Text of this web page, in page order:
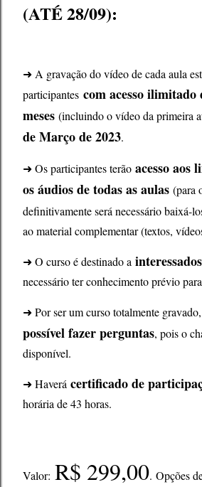
(ATÉ 28/09):
➜ A gravação do vídeo de cada aula
participantes com acesso
meses (incluindo o vídeo da primeira
de Março de 2023.
➜ Os participantes terão acesso aos
os áudios de todas as aulas (para
definitivamenteserá necessário baixá-
ao material complementar (textos,
➜ O curso é destinado a
necessário ter conhecimento prévio
➜ Por ser um curso totalmente gravado,
possível fazer perguntas, pois o
disponível.
➜ Haverá certificado de
horária de 43 horas.
Valor: R$ 299,00. Opções